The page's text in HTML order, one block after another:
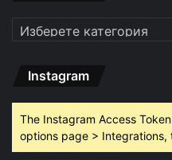
Категории
Instagram
The Instagram Access
options page > Integrations,